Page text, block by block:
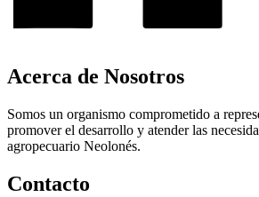
Acerca de Nosotros
Somos un organismo comprometido a
promover el desarrollo y atender las
agropecuario Neolonés.
Contacto